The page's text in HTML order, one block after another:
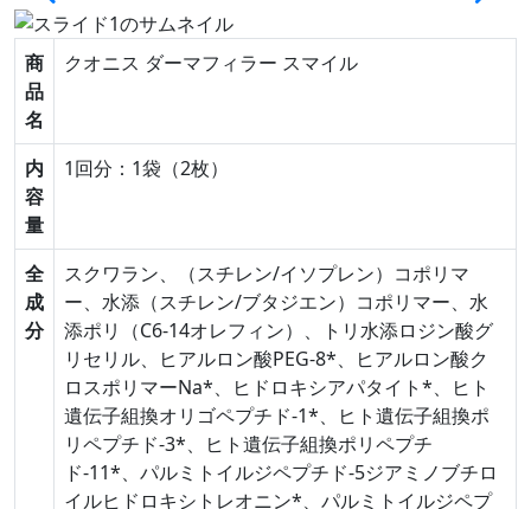
商
品
名
クオニス ダーマフィラー スマイル
内
容
量
1回分：1袋（2枚）
全
成
分
スクワラン、（スチレン/イソプレン）コポリマ
ー、水添（スチレン/ブタジエン）コポリマー、水
添ポリ（C6-14オレフィン）、トリ水添ロジン酸グ
リセリル、ヒアルロン酸PEG-8*、ヒアルロン酸ク
ロスポリマーNa*、ヒドロキシアパタイト*、ヒト
遺伝子組換オリゴペプチド-1*、ヒト遺伝子組換ポ
リペプチド-3*、ヒト遺伝子組換ポリペプチ
ド-11*、パルミトイルジペプチド-5ジアミノブチロ
イルヒドロキシトレオニン*、パルミトイルジペプ